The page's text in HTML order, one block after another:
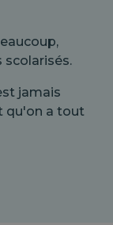
jamais
qu'on a tout